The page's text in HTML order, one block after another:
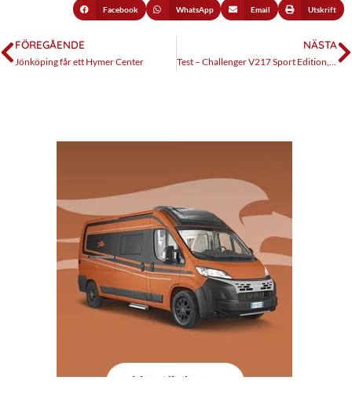
Facebook WhatsApp Email Utskrift
FÖREGÅENDE
Jönköping får ett Hymer Center
NÄSTA
Test – Challenger V217 Sport Edition, lyckad helhet